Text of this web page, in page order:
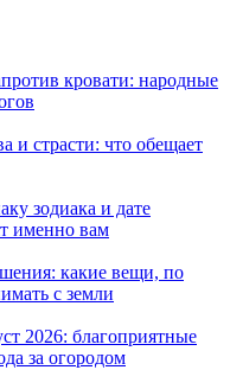
кровати: народные
и страсти: что обещает
зодиака и дате
именно вам
какие вещи, по
с земли
2026: благоприятные
за огородом